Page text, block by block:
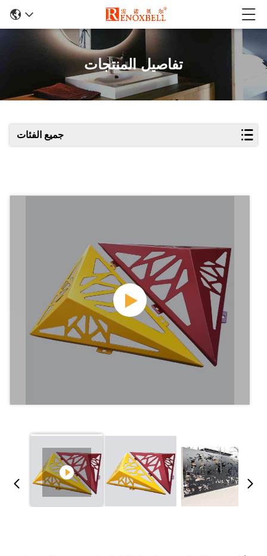
تفاصيل المنتجات
جميع الفئات